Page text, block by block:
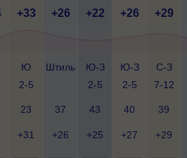
+33 +26 +22 +26 +29
Ю
2-5
Штиль
Ю-З
2-5
Ю-З
2-5
С-З
7-12
23 37 43 40 39
+31 +26 +25 +27 +29